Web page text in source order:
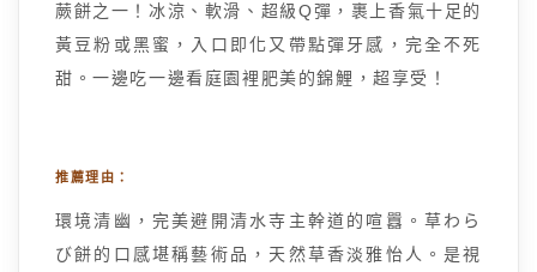
蕨餅之一！冰涼、軟滑、超級Q彈，裹上香氣十足的
黃豆粉或黑蜜，入口即化又帶點彈牙感，完全不死
甜。一邊吃一邊看庭園裡肥美的錦鯉，超享受！
推薦理由：
環境清幽，完美避開清水寺主幹道的喧囂。草わら
び餅的口感堪稱藝術品，天然草香淡雅怡人。是視